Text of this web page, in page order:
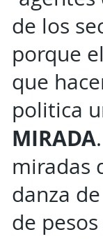
de los
porque
que
politica
MIRADA
miradas
danza
de